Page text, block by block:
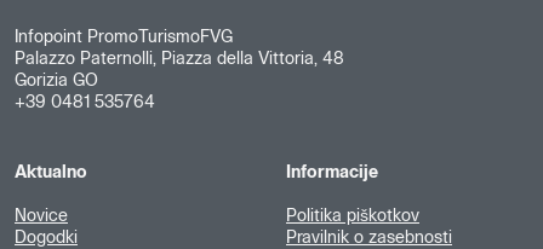
Infopoint PromoTurismoFVG
Palazzo Paternolli, Piazza della Vittoria, 48
Gorizia GO
+39 0481 535764
Aktualno
Novice
Dogodki
Informacije
Politika piškotkov
Pravilnik o zasebnosti